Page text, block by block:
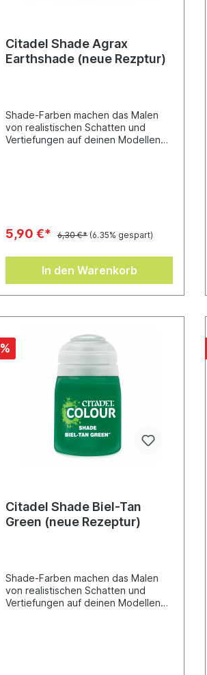
Citadel Shade Agrax
Earthshade (neue Rezptur)
Shade-Farben machen das Malen
von realistischen Schatten und
Vertiefungen auf deinen Modellen
5,90 €* 6,30 €* (6.35% gespart)
In den Warenkorb
%
Citadel Shade Biel-Tan
Green (neue Rezeptur)
Shade-Farben machen das Malen
von realistischen Schatten und
Vertiefungen auf deinen Modellen